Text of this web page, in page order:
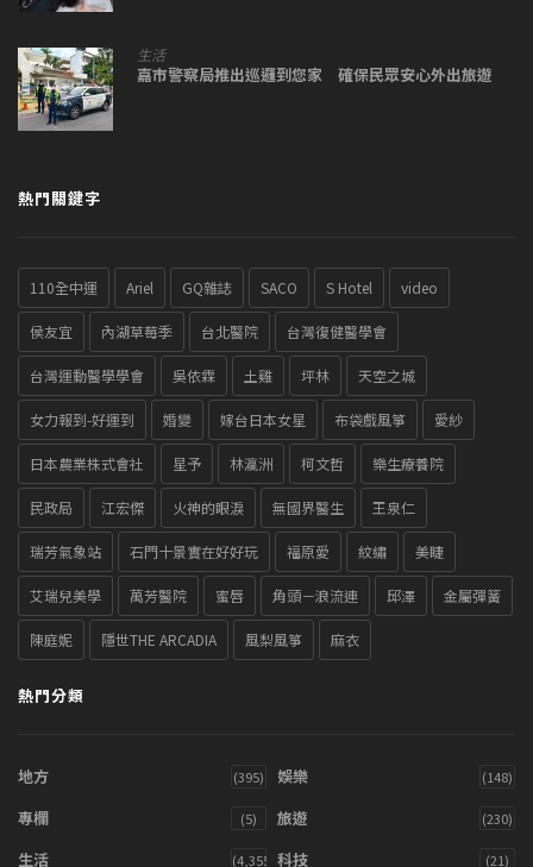
生活
嘉市警察局推出巡邏到您家 確保民眾安心外出旅遊
熱門關鍵字
110全中運 Ariel GQ雜誌 SACO S Hotel video
侯友宜 內湖草莓季 台北醫院 台灣復健醫學會
台灣運動醫學學會 吳依霖 土雞 坪林 天空之城
女力報到-好運到 婚變 嫁台日本女星 布袋戲風箏 愛紗
日本農業株式會社 星予 林瀛洲 柯文哲 樂生療養院
民政局 江宏傑 火神的眼淚 無國界醫生 王泉仁
瑞芳氣象站 石門十景實在好好玩 福原愛 紋繡 美睫
艾瑞兒美學 萬芳醫院 蜜唇 角頭－浪流連 邱澤 金屬彈簧
陳庭妮 隱世THE ARCADIA 風梨風箏 麻衣
熱門分類
地方 (395) 娛樂 (148)
專欄 (5) 旅遊 (230)
生活 (4,355) 科技 (21)